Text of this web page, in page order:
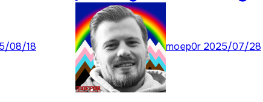
08/18
Speicher für
Titel
moep0r 2025/07/28